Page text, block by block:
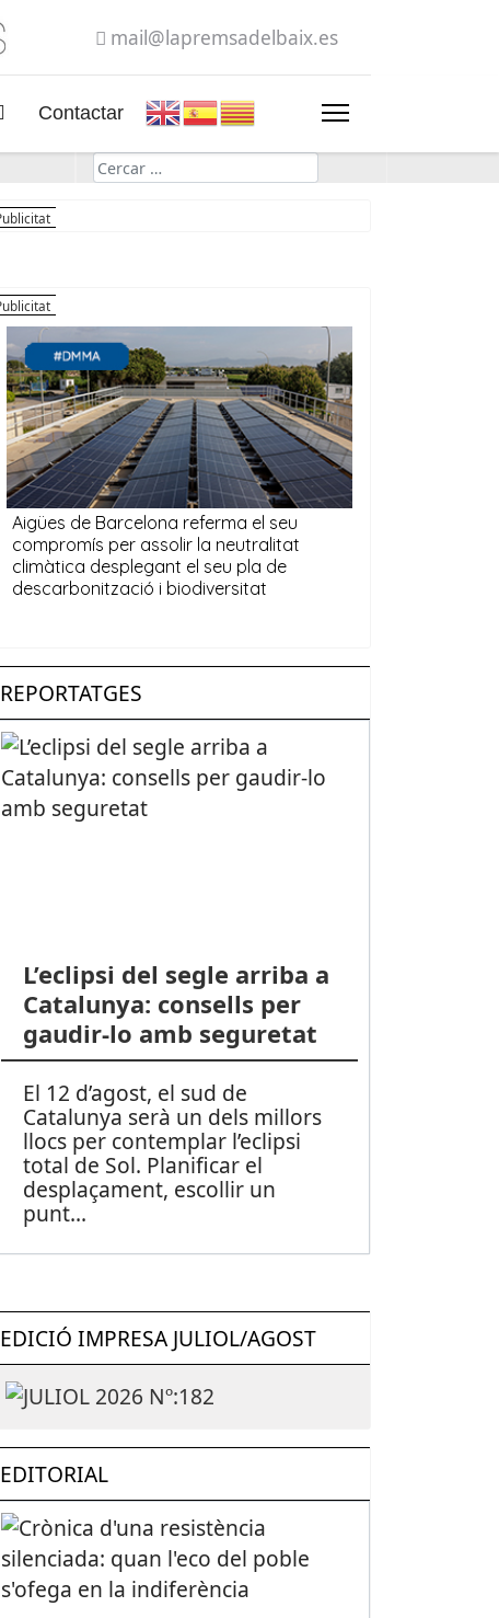
mail@lapremsadelbaix.es
Contactar
Cerca
REPORTATGES
L’eclipsi del segle arriba a
Catalunya: consells per
gaudir-lo amb seguretat
El 12 d’agost, el sud de
Catalunya serà un dels millors
llocs per contemplar l’eclipsi
total de Sol. Planificar el
desplaçament, escollir un
punt...
EDICIÓ IMPRESA JULIOL/AGOST
EDITORIAL